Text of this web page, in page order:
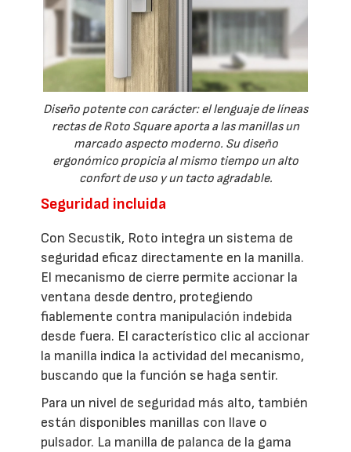
Diseño potente con carácter: el lenguaje de líneas
rectas de Roto Square aporta a las manillas un
marcado aspecto moderno. Su diseño
ergonómico propicia al mismo tiempo un alto
confort de uso y un tacto agradable.
Seguridad incluida
Con Secustik, Roto integra un sistema de
seguridad eficaz directamente en la manilla.
El mecanismo de cierre permite accionar la
ventana desde dentro, protegiendo
fiablemente contra manipulación indebida
desde fuera. El característico clic al accionar
la manilla indica la actividad del mecanismo,
buscando que la función se haga sentir.
Para un nivel de seguridad más alto, también
están disponibles manillas con llave o
pulsador. La manilla de palanca de la gama